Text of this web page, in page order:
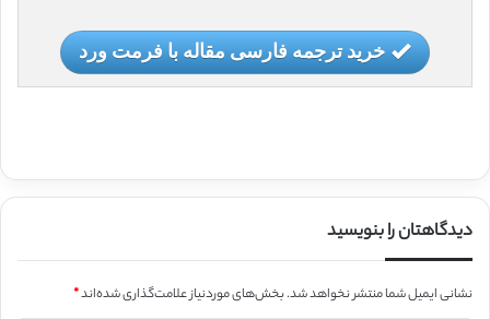
خرید ترجمه فارسی مقاله با فرمت ورد
دیدگاهتان را بنویسید
نشانی ایمیل شما منتشر نخواهد شد.بخش‌های موردنیاز علامت‌گذاری شده‌اند*